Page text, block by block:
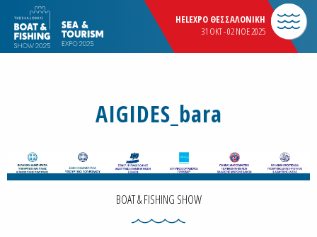
HELEXPO ΘΕΣΣΑΛΟΝΙΚΗ
31 OKT - 02 NOE 2025
AIGIDES_bara
BOAT & FISHING SHOW